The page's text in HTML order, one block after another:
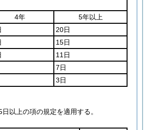
4年
5年以上
20日
15日
11日
7日
3日
以上の項の規定を適用する。